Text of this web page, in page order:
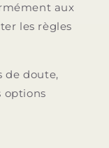
aux
les règles
de doute,
options